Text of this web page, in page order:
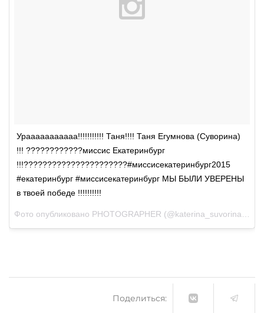
Урааааааааааа!!!!!!!!!!! Таня!!!! Таня Егумнова (Суворина)
!!! ????????????миссис Екатеринбург
!!!??????????????????????#миссисекатеринбург2015
#екатеринбург #миссисекатеринбург МЫ БЫЛИ УВЕРЕНЫ
в твоей победе !!!!!!!!!!
Фото опубликовано PHOTOGRAPHER (@katerina_suvorina_photographer)
Поделиться: